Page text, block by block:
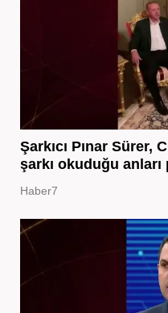
Şarkıcı Pınar Sürer,
şarkı okuduğu anları
Haber7